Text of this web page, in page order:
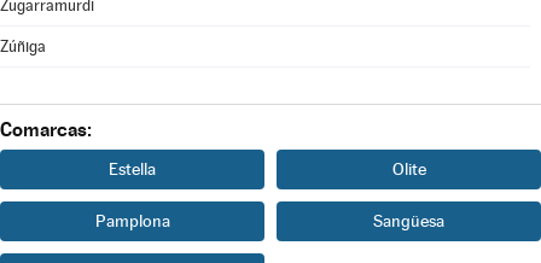
Zugarramurdi
Zúñiga
Comarcas:
Estella Olite
Pamplona Sangüesa